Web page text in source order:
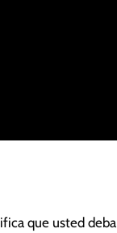
que usted deba